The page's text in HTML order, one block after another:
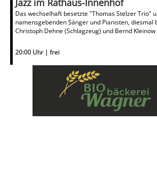
Jazz im Rathaus-Innenhof
Das wechselhaft besetzte "Thomas Stelzer Trio"
namensgebenden Sänger und Pianisten, diesmal
Christoph Dehne (Schlagzeug) und Bernd
20:00 Uhr | frei